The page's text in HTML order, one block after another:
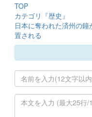
TOP
カテゴリ『歴史』
日本に奪われた済州の
置される